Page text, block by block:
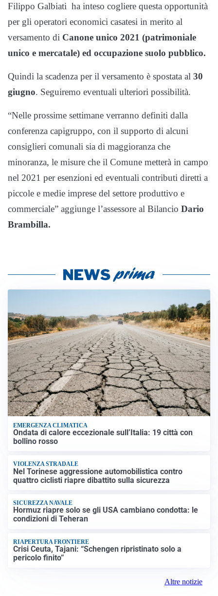
Filippo Galbiati ha inteso cogliere questa opportunità
per gli operatori economici casatesi in merito al
versamento di Canone unico 2021 (patrimoniale
unico e mercatale) ed occupazione suolo pubblico.
Quindi la scadenza per il versamento è spostata al 30
giugno. Seguiremo eventuali ulteriori possibilità.
“Nelle prossime settimane verranno definiti dalla
conferenza capigruppo, con il supporto di alcuni
consiglieri comunali sia di maggioranza che
minoranza, le misure che il Comune metterà in campo
nel 2021 per esenzioni ed eventuali contributi diretti a
piccole e medie imprese del settore produttivo e
commerciale” aggiunge l’assessore al Bilancio Dario
Brambilla.
EMERGENZA CLIMATICA
Ondata di calore eccezionale sull’Italia: 19 città con
bollino rosso
VIOLENZA STRADALE
Nel Torinese aggressione automobilistica contro
quattro ciclisti riapre dibattito sulla sicurezza
SICUREZZA NAVALE
Hormuz riapre solo se gli USA cambiano condotta: le
condizioni di Teheran
RIAPERTURA FRONTIERE
Crisi Ceuta, Tajani: “Schengen ripristinato solo a
pericolo finito”
Altre notizie